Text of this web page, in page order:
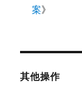
案》
其他操作